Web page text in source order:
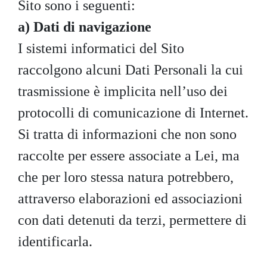
Sito sono i seguenti:
a) Dati di navigazione
I sistemi informatici del Sito
raccolgono alcuni Dati Personali la cui
trasmissione è implicita nell’uso dei
protocolli di comunicazione di Internet.
Si tratta di informazioni che non sono
raccolte per essere associate a Lei, ma
che per loro stessa natura potrebbero,
attraverso elaborazioni ed associazioni
con dati detenuti da terzi, permettere di
identificarla.